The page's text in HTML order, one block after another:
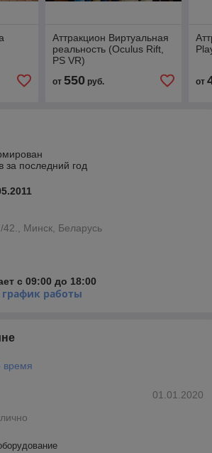
Аттракцион Виртуальная
реальность (Oculus Rift,
PS VR)
от 550руб. от
за последний год
Минск, Беларусь
с 09:00 до 18:00
график работы
время
01.01.2020